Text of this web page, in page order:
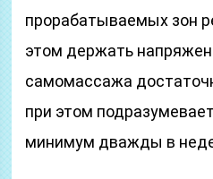
прорабатываемых зон
этом держать
самомассажа
при этом
минимум дважды в